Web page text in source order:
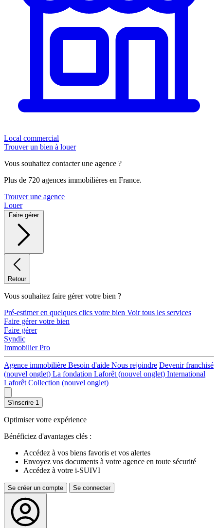
Local commercial
Trouver un bien à louer
Vous souhaitez contacter une agence ?
Plus de 720 agences immobilières en France.
Trouver une agence
Louer
Faire gérer
Retour
Vous souhaitez faire gérer votre bien ?
Pré-estimer en quelques clics votre bien Voir tous les services
Faire gérer votre bien
Faire gérer
Syndic
Immobilier Pro
Agence immobilière Besoin d'aide Nous rejoindre Devenir franchisé
(nouvel onglet) La fondation Laforêt (nouvel onglet) International
Laforêt Collection (nouvel onglet)
S'inscrire 1
Optimiser votre expérience
Bénéficiez d'avantages clés :
Accédez à vos biens favoris et vos alertes
Envoyez vos documents à votre agence en toute sécurité
Accédez à votre i-SUIVI
Se créer un compte Se connecter